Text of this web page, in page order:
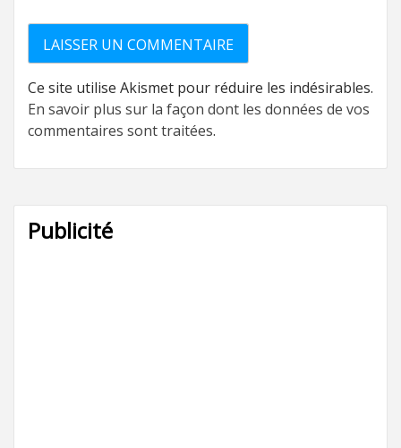
Ce site utilise Akismet pour réduire les indésirables.
En savoir plus sur la façon dont les données de vos
commentaires sont traitées.
Publicité